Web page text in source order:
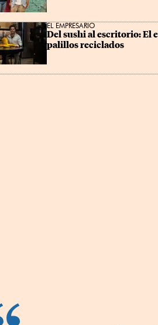
EL EMPRESARIO
Del sushi al escritorio: El
palillos reciclados